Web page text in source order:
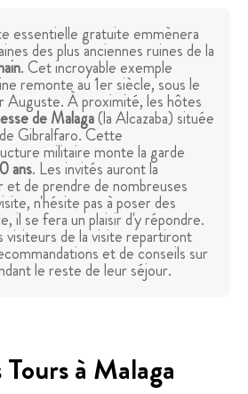
essentielle gratuite emmènera
des plus anciennes ruines de la
. Cet incroyable exemple
remonte au 1er siècle, sous le
Auguste. À proximité, les hôtes
de Malaga(la Alcazaba) située
Gibralfaro. Cette
militaire monte la garde
ans. Les invités auront la
et de prendre de nombreuses
n'hésite pas à poser des
il se fera un plaisir d'y répondre.
visiteurs de la visite repartiront
et de conseils sur
le reste de leur séjour.
à Malaga